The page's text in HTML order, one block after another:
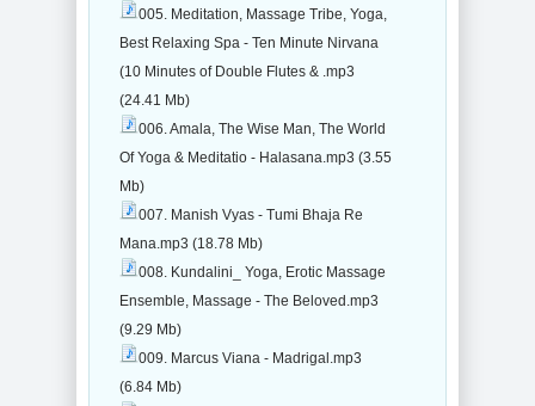
005. Meditation, Massage Tribe, Yoga,
Best Relaxing Spa - Ten Minute Nirvana
(10 Minutes of Double Flutes & .mp3
(24.41 Mb)
006. Amala, The Wise Man, The World
Of Yoga & Meditatio - Halasana.mp3 (3.55
Mb)
007. Manish Vyas - Tumi Bhaja Re
Mana.mp3 (18.78 Mb)
008. Kundalini_ Yoga, Erotic Massage
Ensemble, Massage - The Beloved.mp3
(9.29 Mb)
009. Marcus Viana - Madrigal.mp3
(6.84 Mb)